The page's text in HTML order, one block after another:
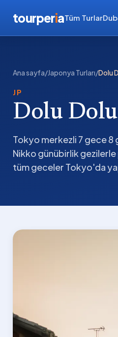
tourperiaTüm Turlar
Ana sayfa/Japonya Turları/Dolu
JP
Dolu Dolu
Tokyo merkezli 7 gece 8
Nikko günübirlik
tüm geceler Tokyo'da